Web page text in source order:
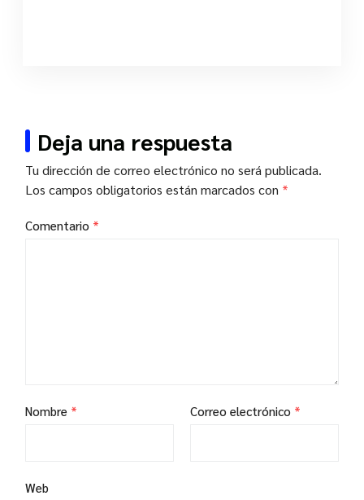
Deja una respuesta
Tu dirección de correo electrónico no será publicada.
Los campos obligatorios están marcados con *
Comentario *
Nombre * Correo electrónico *
Web